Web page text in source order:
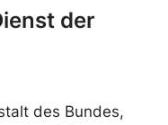
der
des Bundes,